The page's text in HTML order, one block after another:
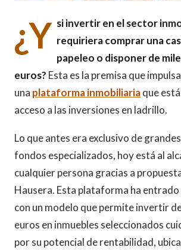
¿Y si invertir en el sector
requiriera comprar una
papeleo o disponer de
euros? Esta es la premisa que
una plataforma inmobiliariaque
acceso a las inversiones en ladrillo.
Lo que antes era exclusivo de
fondos especializados, hoy está al
cualquier persona gracias a
Hausera. Esta plataforma ha entrado
con un modelo que permite invertir
euros en inmuebles seleccionados
por su potencial de rentabilidad,